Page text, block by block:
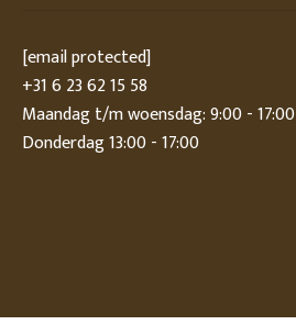
[email protected]
+31 6 23 62 15 58
Maandag t/m woensdag: 9:00 - 17:00
Donderdag 13:00 - 17:00